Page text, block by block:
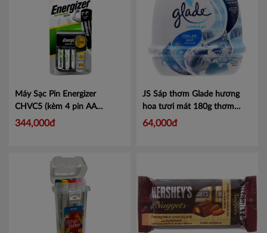
Máy Sạc Pin Energizer
CHVC5 (kèm 4 pin AA
1300mAh)
344,000đ
JS Sáp thơm Glade hương
hoa tươi mát 180g thơm
phòng, khử mùi - 1 hộp
64,000đ